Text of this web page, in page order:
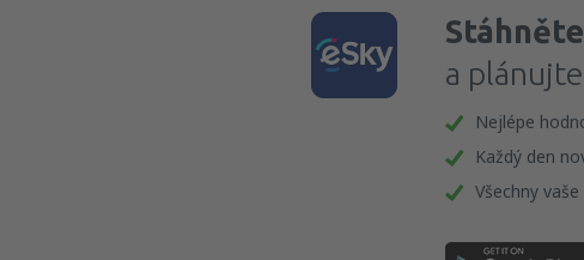
a
Nejlépe
Každý den
Všechny